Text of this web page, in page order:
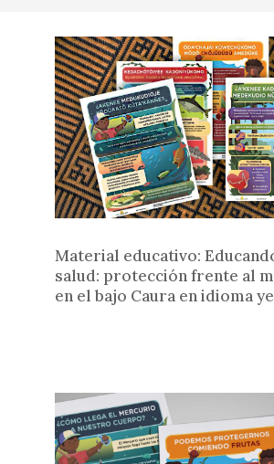
Material educativo:
salud: protección frente al
en el bajo Caura en idioma